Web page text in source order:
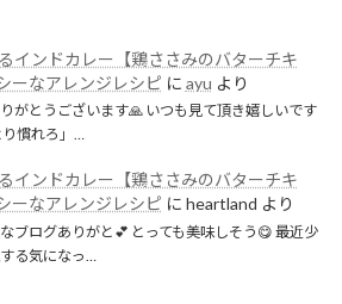
インドカレー【鶏ささみのバターチキ
ーなアレンジレシピ に ayu より
がとうございます🙏 いつも見て頂き嬉しいです
慣れろ」…
インドカレー【鶏ささみのバターチキ
ーなアレンジレシピ に heartland より
ブログありがと💕 とっても美味しそう😋 最近少
る気になっ…